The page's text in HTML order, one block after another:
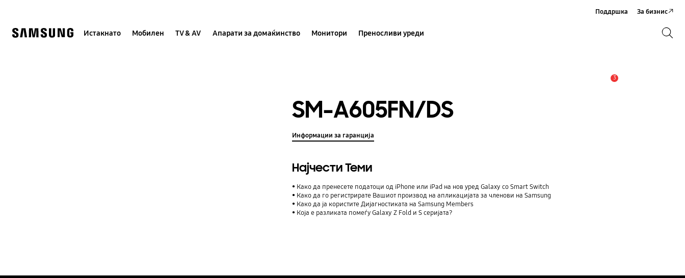
Истакнато Мобилен TV & AV Апарати за домаќинство Монитори Преносливи уреди
Поддршка За бизнис
3
SM-A605FN/DS
Информации за гаранција
Најчести Теми
Како да пренесете податоци од iPhone или iPad на нов уред Galaxy со Smart Switch
Како да го регистрирате Вашиот производ на апликацијата за членови на Samsung
Како да ја користите Дијагностиката на Samsung Members
Која е разликата помеѓу Galaxy Z Fold и S серијата?